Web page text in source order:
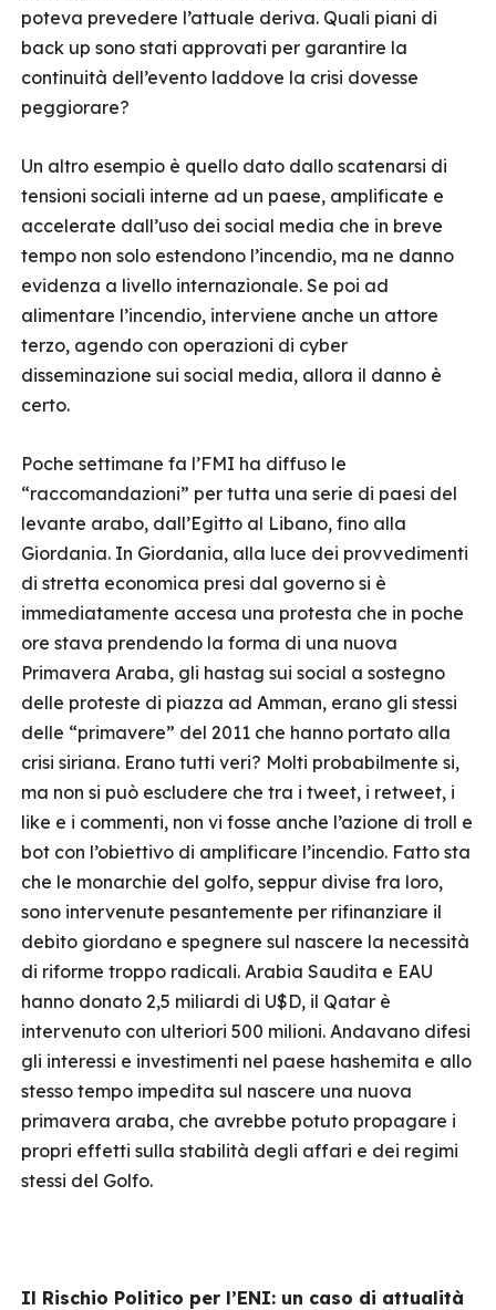
poteva prevedere l’attuale deriva. Quali piani di
back up sono stati approvati per garantire la
continuità dell’evento laddove la crisi dovesse
peggiorare?
Un altro esempio è quello dato dallo scatenarsi di
tensioni sociali interne ad un paese, amplificate e
accelerate dall’uso dei social media che in breve
tempo non solo estendono l’incendio, ma ne danno
evidenza a livello internazionale. Se poi ad
alimentare l’incendio, interviene anche un attore
terzo, agendo con operazioni di cyber
disseminazione sui social media, allora il danno è
certo.
Poche settimane fa l’FMI ha diffuso le
“raccomandazioni” per tutta una serie di paesi del
levante arabo, dall’Egitto al Libano, fino alla
Giordania. In Giordania, alla luce dei provvedimenti
di stretta economica presi dal governo si è
immediatamente accesa una protesta che in poche
ore stava prendendo la forma di una nuova
Primavera Araba, gli hastag sui social a sostegno
delle proteste di piazza ad Amman, erano gli stessi
delle “primavere” del 2011 che hanno portato alla
crisi siriana. Erano tutti veri? Molti probabilmente si,
ma non si può escludere che tra i tweet, i retweet, i
like e i commenti, non vi fosse anche l’azione di troll e
bot con l’obiettivo di amplificare l’incendio. Fatto sta
che le monarchie del golfo, seppur divise fra loro,
sono intervenute pesantemente per rifinanziare il
debito giordano e spegnere sul nascere la necessità
di riforme troppo radicali. Arabia Saudita e EAU
hanno donato 2,5 miliardi di U$D, il Qatar è
intervenuto con ulteriori 500 milioni. Andavano difesi
gli interessi e investimenti nel paese hashemita e allo
stesso tempo impedita sul nascere una nuova
primavera araba, che avrebbe potuto propagare i
propri effetti sulla stabilità degli affari e dei regimi
stessi del Golfo.
Il Rischio Politico per l’ENI: un caso di attualità